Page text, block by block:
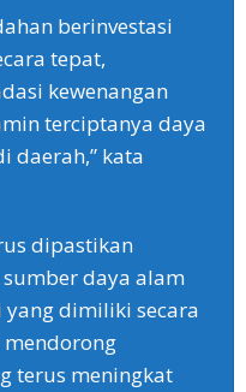
berinvestasi
tepat,
kewenangan
terciptanya daya
daerah,” kata
dipastikan
daya alam
dimiliki secara
terus meningkat